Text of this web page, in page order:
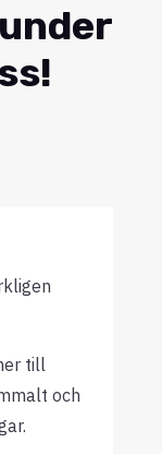
till
och